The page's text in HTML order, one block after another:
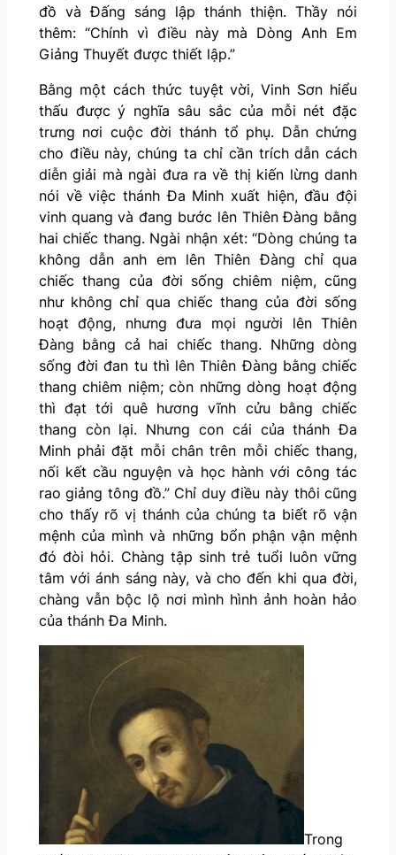
đồ và Đấng sáng lập thánh thiện. Thầy nói
thêm: “Chính vì điều này mà Dòng Anh Em
Giảng Thuyết được thiết lập.”
Bằng một cách thức tuyệt vời, Vinh Sơn hiểu
thấu được ý nghĩa sâu sắc của mỗi nét đặc
trưng nơi cuộc đời thánh tổ phụ. Dẫn chứng
cho điều này, chúng ta chỉ cần trích dẫn cách
diễn giải mà ngài đưa ra về thị kiến lừng danh
nói về việc thánh Đa Minh xuất hiện, đầu đội
vinh quang và đang bước lên Thiên Đàng bằng
hai chiếc thang. Ngài nhận xét: “Dòng chúng ta
không dẫn anh em lên Thiên Đàng chỉ qua
chiếc thang của đời sống chiêm niệm, cũng
như không chỉ qua chiếc thang của đời sống
hoạt động, nhưng đưa mọi người lên Thiên
Đàng bằng cả hai chiếc thang. Những dòng
sống đời đan tu thì lên Thiên Đàng bằng chiếc
thang chiêm niệm; còn những dòng hoạt động
thì đạt tới quê hương vĩnh cửu bằng chiếc
thang còn lại. Nhưng con cái của thánh Đa
Minh phải đặt mỗi chân trên mỗi chiếc thang,
nối kết cầu nguyện và học hành với công tác
rao giảng tông đồ.” Chỉ duy điều này thôi cũng
cho thấy rõ vị thánh của chúng ta biết rõ vận
mệnh của mình và những bổn phận vận mệnh
đó đòi hỏi. Chàng tập sinh trẻ tuổi luôn vững
tâm với ánh sáng này, và cho đến khi qua đời,
chàng vẫn bộc lộ nơi mình hình ảnh hoàn hảo
của thánh Đa Minh.
Trong